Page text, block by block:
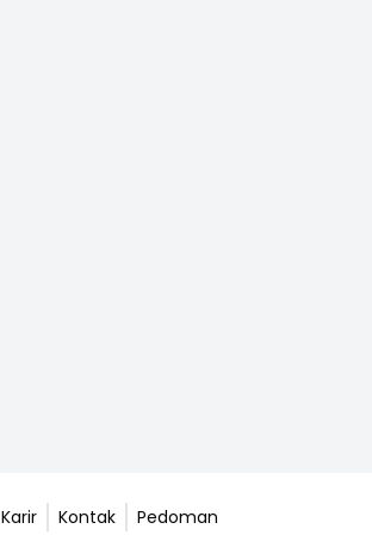
Karir Kontak Pedoman